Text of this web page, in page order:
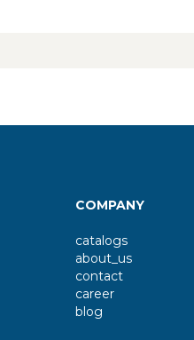
COMPANY
catalogs
about_us
contact
career
blog